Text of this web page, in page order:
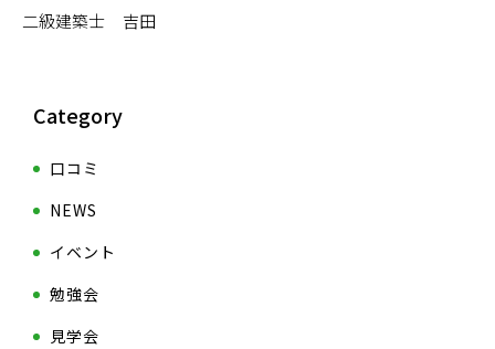
二級建築士 吉田
Category
口コミ
NEWS
イベント
勉強会
見学会